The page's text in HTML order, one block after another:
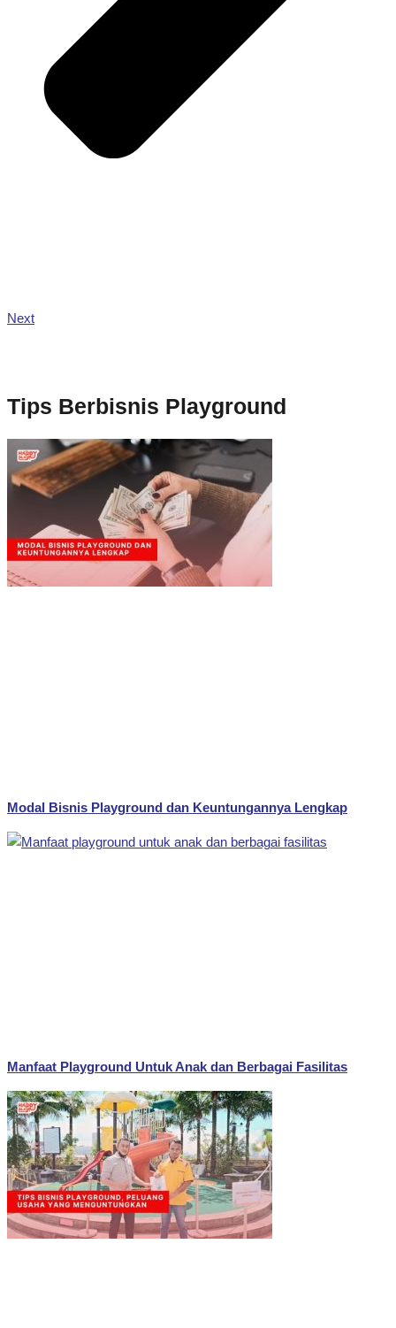
Next
Tips Berbisnis Playground
Modal Bisnis Playground dan Keuntungannya Lengkap
Manfaat Playground Untuk Anak dan Berbagai Fasilitas